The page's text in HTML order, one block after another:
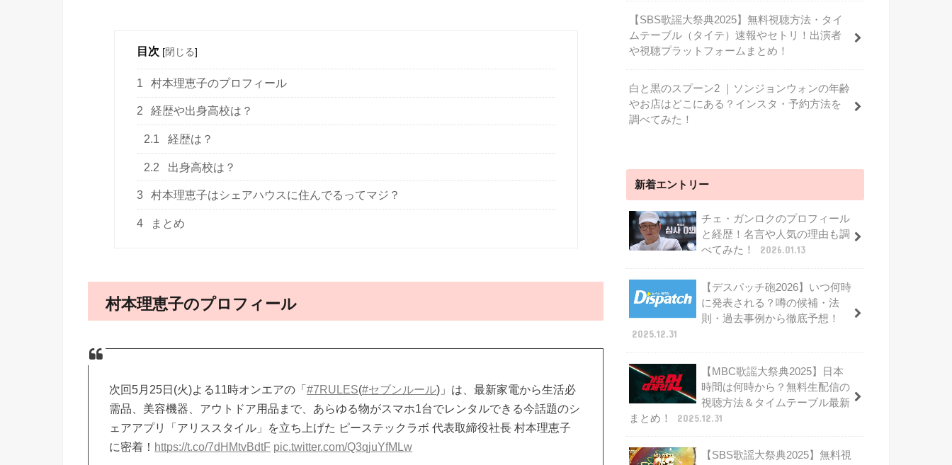
目次 [閉じる]
1 村本理恵子のプロフィール
2 経歴や出身高校は？
2.1 経歴は？
2.2 出身高校は？
3 村本理恵子はシェアハウスに住んでるってマジ？
4 まとめ
村本理恵子のプロフィール
次回5月25日(火)よる11時オンエアの「#7RULES(#セブンルール)」は、最新家電から生活必
需品、美容機器、アウトドア用品まで、あらゆる物がスマホ1台でレンタルできる今話題のシ
ェアアプリ「アリススタイル」を立ち上げた ピーステックラボ 代表取締役社長 村本理恵子
に密着！ https://t.co/7dHMtvBdtF pic.twitter.com/Q3qjuYfMLw
【SBS歌謡大祭典2025】無料視聴方法・タイ
ムテーブル（タイテ）速報やセトリ！出演者
や視聴プラットフォームまとめ！
白と黒のスプーン2 ｜ソンジョンウォンの年齢
やお店はどこにある？インスタ・予約方法を
調べてみた！
新着エントリー
チェ・ガンロクのプロフィール
と経歴！名言や人気の理由も調
べてみた！
2026.01.13
【デスパッチ砲2026】いつ何時
に発表される？噂の候補・法
則・過去事例から徹底予想！
2025.12.31
【MBC歌謡大祭典2025】日本
時間は何時から？無料生配信の
視聴方法＆タイムテーブル最新
まとめ！
2025.12.31
【SBS歌謡大祭典2025】無料視